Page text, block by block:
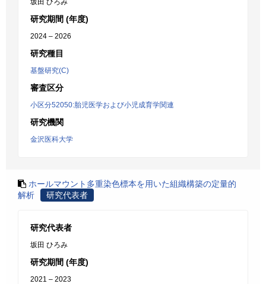
坂田 ひろみ
研究期間 (年度)
2024 – 2026
研究種目
基盤研究(C)
審査区分
小区分52050:胎児医学および小児成育学関連
研究機関
金沢医科大学
ホールマウント多重染色標本を用いた組織構築の定量的
解析
研究代表者
研究代表者
坂田 ひろみ
研究期間 (年度)
2021 – 2023